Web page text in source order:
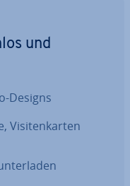
und
Designs
Vi­si­ten­kar­ten